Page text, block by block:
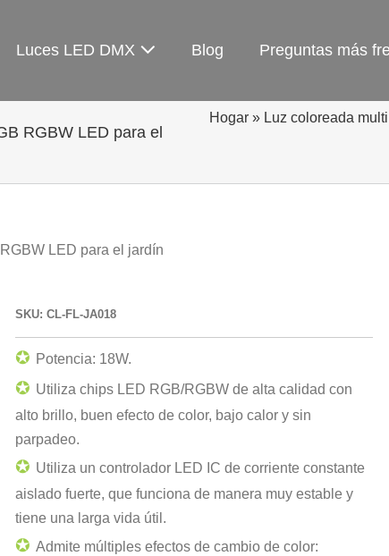
Luces LED DMX Blog Preguntas más
RGBW LED para el
Hogar » Luz coloreada
LED para el jardín
SKU: CL-FL-JA018
✪ Potencia: 18W.
✪ Utiliza chips LED RGB/RGBW de alta calidad con
alto brillo, buen efecto de color, bajo calor y sin
parpadeo.
✪ Utiliza un controlador LED IC de corriente constante
aislado fuerte, que funciona de manera muy estable y
tiene una larga vida útil.
✪ Admite múltiples efectos de cambio de color: